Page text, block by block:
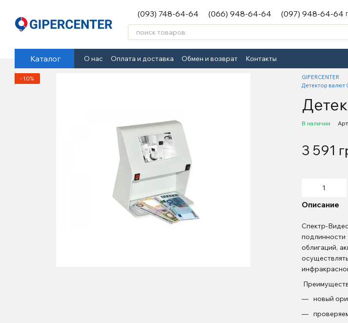
(093) 748-64-64 (066) 948-64-64 (097) 948-64-64
Каталог О нас Оплата и доставка Обмен и возврат Контакты
−10% GIPERCENTER
Детектор валют
В наличии
3 591
Описание
Спектр-
облигаций,
новый